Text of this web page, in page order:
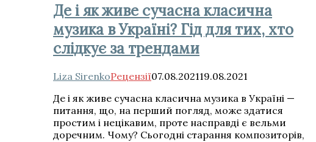
Де і як живе сучасна класична
музика в Україні? Гід для тих, хто
слідкує за трендами
Liza SirenkoРецензії07.08.202119.08.2021
Де і як живе сучасна класична музика в Україні —
питання, що, на перший погляд, може здатися
простим і нецікавим, проте насправді є вельми
доречним. Чому? Сьогодні старання композиторів,